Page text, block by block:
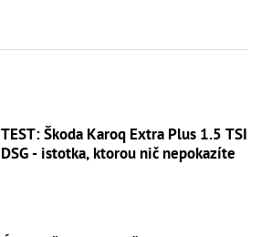
TEST: Škoda Karoq Extra Plus 1.5 TSI
DSG - istotka, ktorou nič nepokazíte